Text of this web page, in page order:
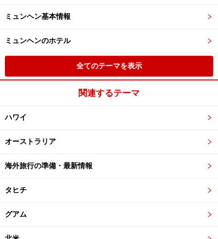
ミュンヘン基本情報
ミュンヘンのホテル
全てのテーマを表示
関連するテーマ
ハワイ
オーストラリア
海外旅行の準備・最新情報
タヒチ
グアム